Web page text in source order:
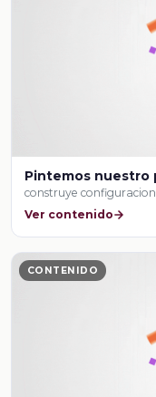
Pintemos nuestro
construye
Ver contenido
CONTENIDO